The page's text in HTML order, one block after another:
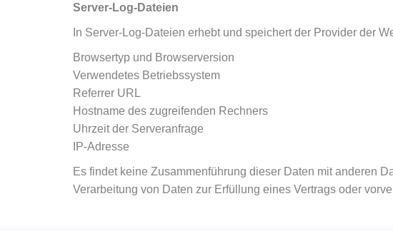
Server-Log-Dateien
In Server-Log-Dateien erhebt und speichert der Provider der
Browsertyp und Browserversion
Verwendetes Betriebssystem
Referrer URL
Hostname des zugreifenden Rechners
Uhrzeit der Serveranfrage
IP-Adresse
Es findet keine Zusammenführung dieser Daten mit anderen
Verarbeitung von Daten zur Erfüllung eines Vertrags oder